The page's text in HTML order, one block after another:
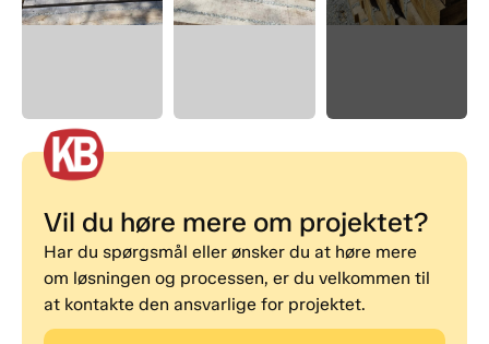
Vil du høre mere om projektet?
Har du spørgsmål eller ønsker du at høre mere
om løsningen og processen, er du velkommen til
at kontakte den ansvarlige for projektet.